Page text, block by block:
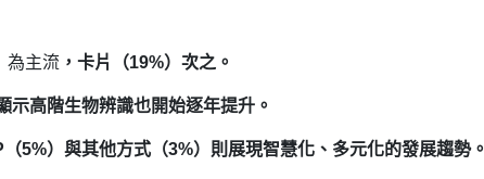
為主流 ，卡片（19%）次之。
示高階生物辨識也開始逐年提升。
5%）與其他方式（3%）則展現智慧化、多元化的發展趨勢。